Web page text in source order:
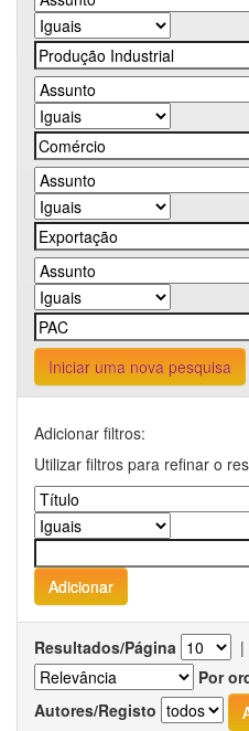
Iniciar uma nova pesquisa
Adicionar filtros:
Utilizar filtros para refinar o
Resultados/Página |
Por
Autores/Registo